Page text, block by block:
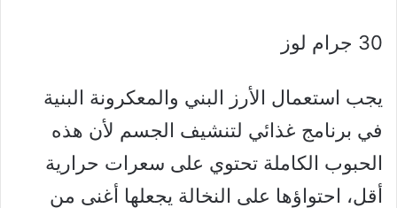
30 جرام لوز
يجب استعمال الأرز البني والمعكرونة البنية
في برنامج غذائي لتنشيف الجسم لأن هذه
الحبوب الكاملة تحتوي على سعرات حرارية
أقل، احتواؤها على النخالة يجعلها أغنى من